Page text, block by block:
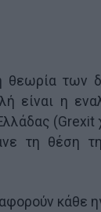
θεωρία των
είναι η
(Grexit
τη θέση
κάθε